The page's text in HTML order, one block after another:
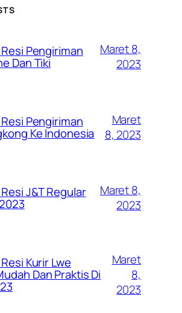
Pengiriman
Dan Tiki
Maret 8,
2023
Pengiriman
Ke Indonesia
Maret
8, 2023
J&T Regular
Maret 8,
2023
Kurir Lwe
Dan Praktis Di
Maret
8,
2023